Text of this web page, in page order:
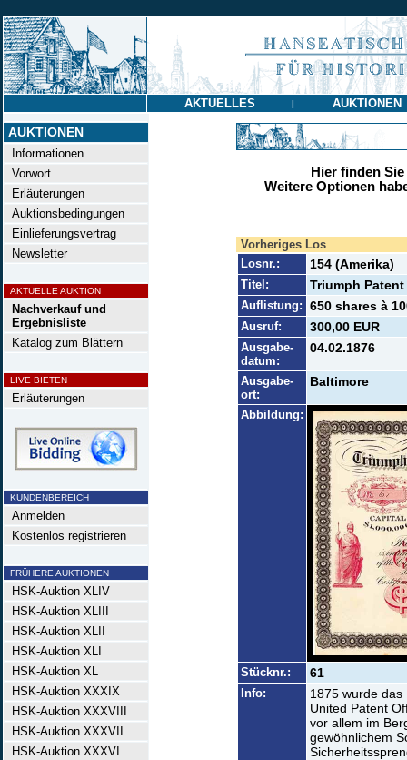
AKTUELLES | AUKTIONEN
AUKTIONEN
Informationen
Vorwort
Erläuterungen
Auktionsbedingungen
Einlieferungsvertrag
Newsletter
AKTUELLE AUKTION
Nachverkauf und
Ergebnisliste
Katalog zum Blättern
LIVE BIETEN
Erläuterungen
KUNDENBEREICH
Anmelden
Kostenlos registrieren
FRÜHERE AUKTIONEN
HSK-Auktion XLIV
HSK-Auktion XLIII
HSK-Auktion XLII
HSK-Auktion XLI
HSK-Auktion XL
HSK-Auktion XXXIX
HSK-Auktion XXXVIII
HSK-Auktion XXXVII
HSK-Auktion XXXVI
Hier finden
Weitere Optionen
Vorheriges Los
Losnr.:
154 (Amerika)
Titel: Triumph
Auflistung: 650 shares à
Ausruf: 300,00 EUR
Ausgabe-
datum:
04.02.1876
Ausgabe-
ort:
Baltimore
Abbildung:
Stücknr.: 61
Info:
1875 wurde das
United Patent
vor allem im
gewöhnlichem